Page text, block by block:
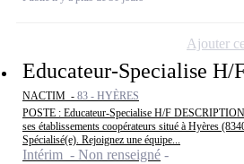
Educateur-Specialise H/
NACTIM - 83 - HYÈRES
POSTE : Educateur-Specialise H/F
ses établissements coopérateurs situé à Hyères
Spécialisé(e). Rejoignez une équipe...
Intérim - Non renseigné
Ajouter